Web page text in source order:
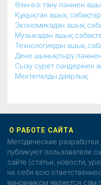
Өзін-өзі тану пәнінен
Құқықтан ашық сабақтар
Экономикадан ашық
Музыкадан ашық
Технологиядан ашық
Дене шынықтыру
Сызу сурет пәндерінен
Мектепалды даярлық
О РАБОТЕ САЙТА
Методические разработки
публикуют пользователи
сайте (статьи, новости,
на себя всю
виновником является сам